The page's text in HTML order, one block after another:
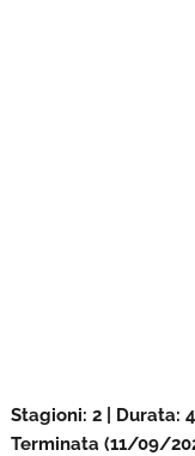
Stagioni: 2 | Durata:
Terminata (11/09/